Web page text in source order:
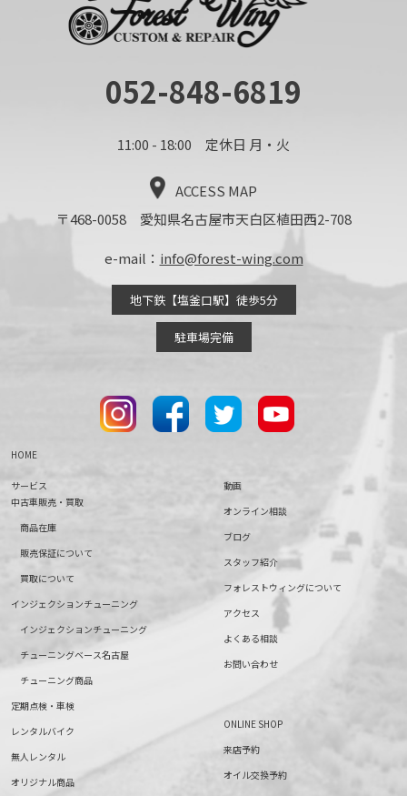
052-848-6819
11:00 - 18:00 定休日 月・火
ACCESS MAP
〒468-0058 愛知県名古屋市天白区植田西2-708
e-mail： info@forest-wing.com
地下鉄【塩釜口駅】徒歩5分
駐車場完備
HOME
サービス
中古車販売・買取
商品在庫
販売保証について
買取について
インジェクションチューニング
インジェクションチューニング
チューニングベース名古屋
チューニング商品
定期点検・車検
レンタルバイク
無人レンタル
オリジナル商品
動画
オンライン相談
ブログ
スタッフ紹介
フォレストウィングについて
アクセス
よくある相談
お問い合わせ
ONLINE SHOP
来店予約
オイル交換予約